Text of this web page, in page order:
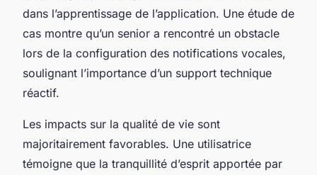
dans l’apprentissage de l’application. Une étude de
cas montre qu’un senior a rencontré un obstacle
lors de la configuration des notifications vocales,
soulignant l’importance d’un support technique
réactif.
Les impacts sur la qualité de vie sont
majoritairement favorables. Une utilisatrice
témoigne que la tranquillité d’esprit apportée par